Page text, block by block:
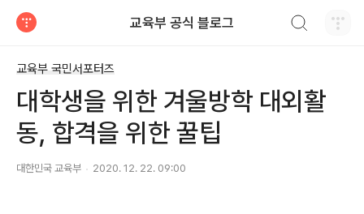
교육부 공식 블로그
교육부 국민서포터즈
대학생을 위한 겨울방학 대외활
동, 합격을 위한 꿀팁
대한민국 교육부 2020. 12. 22. 09:00